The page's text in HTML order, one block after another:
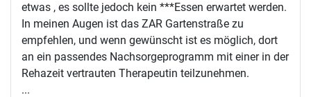
etwas , es sollte jedoch kein ***Essen erwartet werden.
In meinen Augen ist das ZAR Gartenstraße zu
empfehlen, und wenn gewünscht ist es möglich, dort
an ein passendes Nachsorgeprogramm mit einer in der
Rehazeit vertrauten Therapeutin teilzunehmen.
...